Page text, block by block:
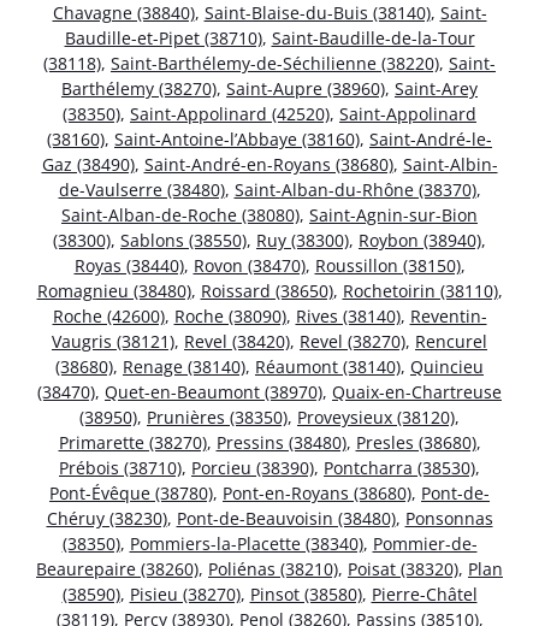
Chavagne (38840), Saint-Blaise-du-Buis (38140), Saint-
Baudille-et-Pipet (38710), Saint-Baudille-de-la-Tour
(38118), Saint-Barthélemy-de-Séchilienne (38220), Saint-
Barthélemy (38270), Saint-Aupre (38960), Saint-Arey
(38350), Saint-Appolinard (42520), Saint-Appolinard
(38160), Saint-Antoine-l’Abbaye (38160), Saint-André-le-
Gaz (38490), Saint-André-en-Royans (38680), Saint-Albin-
de-Vaulserre (38480), Saint-Alban-du-Rhône (38370),
Saint-Alban-de-Roche (38080), Saint-Agnin-sur-Bion
(38300), Sablons (38550), Ruy (38300), Roybon (38940),
Royas (38440), Rovon (38470), Roussillon (38150),
Romagnieu (38480), Roissard (38650), Rochetoirin (38110),
Roche (42600), Roche (38090), Rives (38140), Reventin-
Vaugris (38121), Revel (38420), Revel (38270), Rencurel
(38680), Renage (38140), Réaumont (38140), Quincieu
(38470), Quet-en-Beaumont (38970), Quaix-en-Chartreuse
(38950), Prunières (38350), Proveysieux (38120),
Primarette (38270), Pressins (38480), Presles (38680),
Prébois (38710), Porcieu (38390), Pontcharra (38530),
Pont-Évêque (38780), Pont-en-Royans (38680), Pont-de-
Chéruy (38230), Pont-de-Beauvoisin (38480), Ponsonnas
(38350), Pommiers-la-Placette (38340), Pommier-de-
Beaurepaire (38260), Poliénas (38210), Poisat (38320), Plan
(38590), Pisieu (38270), Pinsot (38580), Pierre-Châtel
(38119), Percy (38930), Penol (38260), Passins (38510),